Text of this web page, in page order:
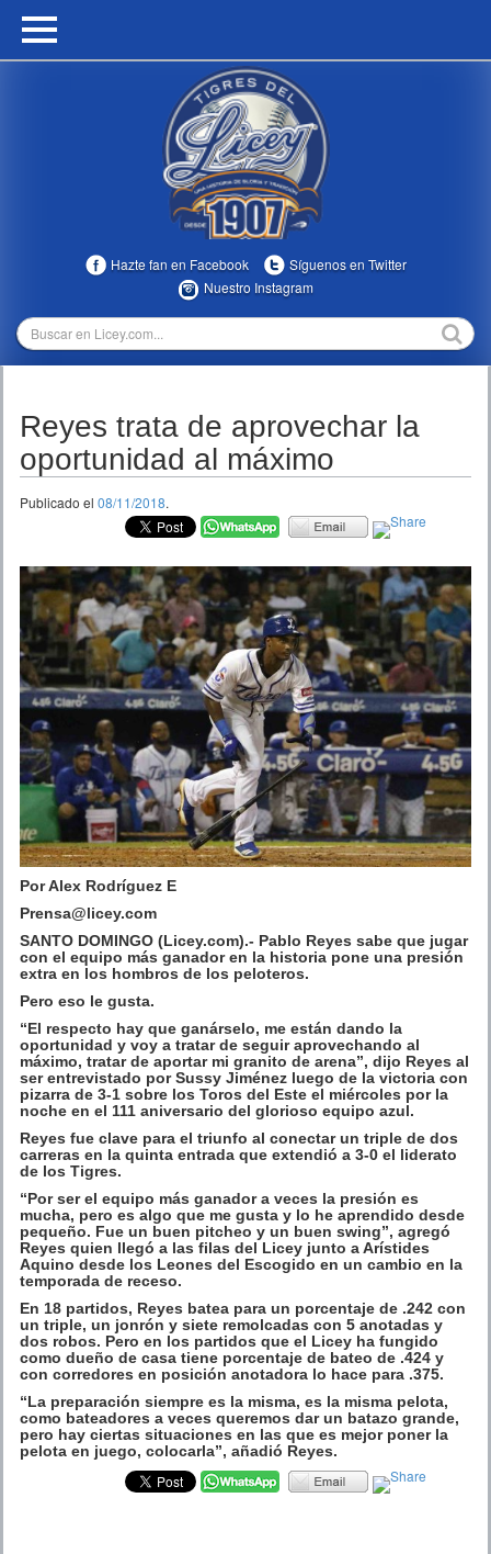
HOME
MULTIMEDIA
TEMPORADAS
Hazte fan en Facebook
Síguenos en Twitter
Nuestro Instagram
Reyes trata de aprovechar la
oportunidad al máximo
Publicado el 08/11/2018.
Por Alex Rodríguez E
Prensa@licey.com
SANTO DOMINGO (Licey.com).- Pablo Reyes sabe que jugar
con el equipo más ganador en la historia pone una presión
extra en los hombros de los peloteros.
Pero eso le gusta.
“El respecto hay que ganárselo, me están dando la
oportunidad y voy a tratar de seguir aprovechando al
máximo, tratar de aportar mi granito de arena”, dijo Reyes al
ser entrevistado por Sussy Jiménez luego de la victoria con
pizarra de 3-1 sobre los Toros del Este el miércoles por la
noche en el 111 aniversario del glorioso equipo azul.
Reyes fue clave para el triunfo al conectar un triple de dos
carreras en la quinta entrada que extendió a 3-0 el liderato
de los Tigres.
“Por ser el equipo más ganador a veces la presión es
mucha, pero es algo que me gusta y lo he aprendido desde
pequeño. Fue un buen pitcheo y un buen swing”, agregó
Reyes quien llegó a las filas del Licey junto a Arístides
Aquino desde los Leones del Escogido en un cambio en la
temporada de receso.
En 18 partidos, Reyes batea para un porcentaje de .242 con
un triple, un jonrón y siete remolcadas con 5 anotadas y
dos robos. Pero en los partidos que el Licey ha fungido
como dueño de casa tiene porcentaje de bateo de .424 y
con corredores en posición anotadora lo hace para .375.
“La preparación siempre es la misma, es la misma pelota,
como bateadores a veces queremos dar un batazo grande,
pero hay ciertas situaciones en las que es mejor poner la
pelota en juego, colocarla”, añadió Reyes.